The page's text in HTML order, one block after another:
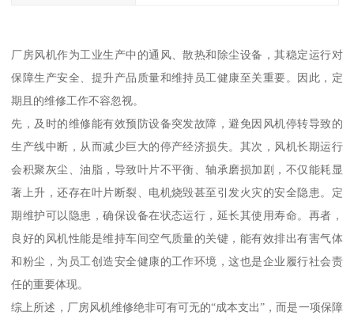
厂房风机作为工业生产中的通风、散热和除尘设备，其稳定运行对
保障生产安全、提升产品质量和维持员工健康至关重要。因此，定
期且的维修工作不容忽视。
先，及时的维修能有效预防设备突发故障，避免因风机停转导致的
生产线中断，从而减少巨大的停产经济损失。其次，风机长期运行
会积聚灰尘、油脂，导致叶片不平衡、轴承磨损加剧，不仅能耗显
著上升，还存在叶片断裂、电机烧毁甚至引发火灾的安全隐患。定
期维护可以隐患，确保设备在状态运行，延长其使用寿命。再者，
良好的风机性能是维持车间空气质量的关键，能有效排出有害气体
和粉尘，为员工创造安全健康的工作环境，这也是企业履行社会责
任的重要体现。
综上所述，厂房风机维修绝非可有可无的“成本支出”，而是一项保障